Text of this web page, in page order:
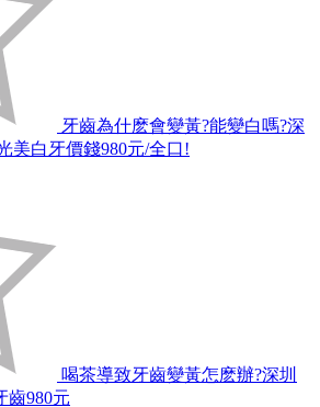
牙齒為什麽會變黃?能變白嗎?深
美白牙價錢980元/全口!
喝茶導致牙齒變黃怎麽辦?深圳
齒980元